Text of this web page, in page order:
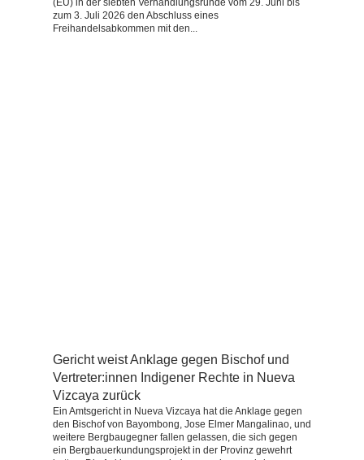
(EU) in der siebten Verhandlungsrunde vom 29. Juni bis
zum 3. Juli 2026 den Abschluss eines
Freihandelsabkommen mit den...
Gericht weist Anklage gegen Bischof und
Vertreter:innen Indigener Rechte in Nueva
Vizcaya zurück
Ein Amtsgericht in Nueva Vizcaya hat die Anklage gegen
den Bischof von Bayombong, Jose Elmer Mangalinao, und
weitere Bergbaugegner fallen gelassen, die sich gegen
ein Bergbauerkundungsprojekt in der Provinz gewehrt